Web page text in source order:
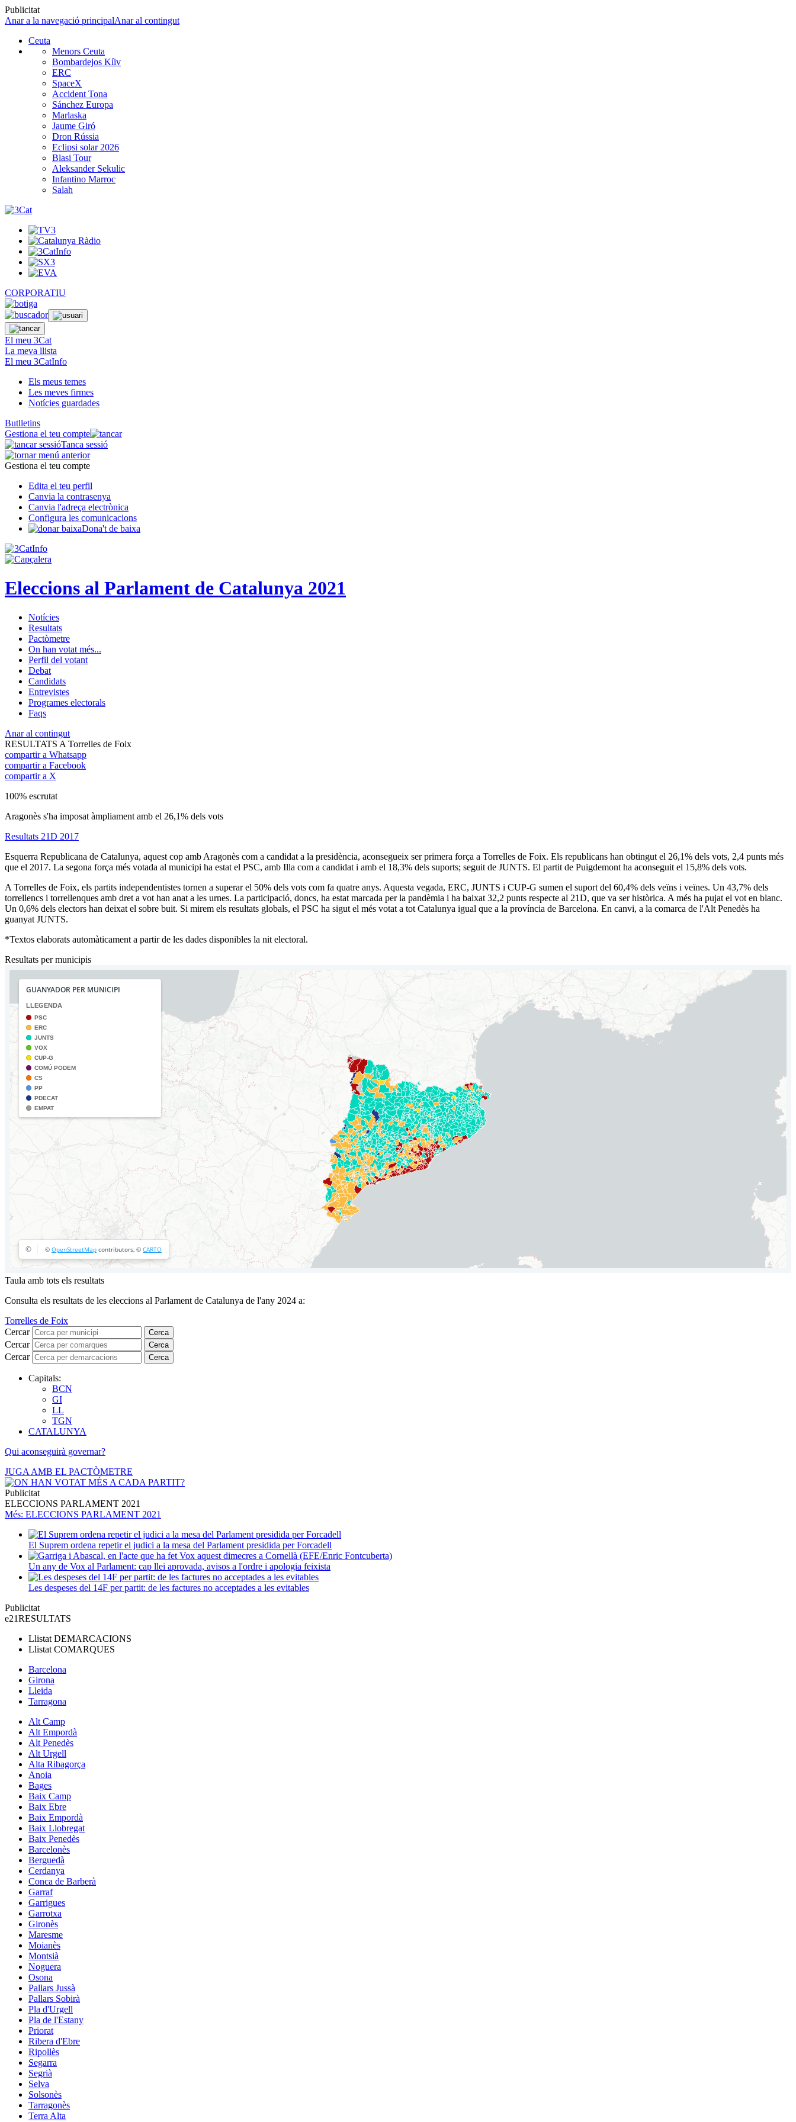
Publicitat
Anar a la navegació principalAnar al contingut
Ceuta
Menors Ceuta
Bombardejos Kíiv
ERC
SpaceX
Accident Tona
Sánchez Europa
Marlaska
Jaume Giró
Dron Rússia
Eclipsi solar 2026
Blasi Tour
Aleksander Sekulic
Infantino Marroc
Salah
CORPORATIU
El meu 3Cat
La meva llista
El meu 3CatInfo
Els meus temes
Les meves firmes
Notícies guardades
Butlletins
Gestiona el teu compte
Tanca sessió
Gestiona el teu compte
Edita el teu perfil
Canvia la contrasenya
Canvia l'adreça electrònica
Configura les comunicacions
Dona't de baixa
Eleccions al Parlament de Catalunya 2021
Notícies
Resultats
Pactòmetre
On han votat més...
Perfil del votant
Debat
Candidats
Entrevistes
Programes electorals
Faqs
Anar al contingut
RESULTATS A Torrelles de Foix
compartir a Whatsapp
compartir a Facebook
compartir a X
100% escrutat
Aragonès s'ha imposat àmpliament amb el 26,1% dels vots
Resultats 21D 2017
Esquerra Republicana de Catalunya, aquest cop amb Aragonès com a candidat a la presidència, aconsegueix ser primera força a Torrelles de Foix. Els republicans han obtingut el 26,1% dels vots, 2,4 punts més
que el 2017. La segona força més votada al municipi ha estat el PSC, amb Illa com a candidat i amb el 18,3% dels suports; seguit de JUNTS. El partit de Puigdemont ha aconseguit el 15,8% dels vots.
A Torrelles de Foix, els partits independentistes tornen a superar el 50% dels vots com fa quatre anys. Aquesta vegada, ERC, JUNTS i CUP-G sumen el suport del 60,4% dels veïns i veïnes. Un 43,7% dels
torrellencs i torrellenques amb dret a vot han anat a les urnes. La participació, doncs, ha estat marcada per la pandèmia i ha baixat 32,2 punts respecte al 21D, que va ser històrica. A més ha pujat el vot en blanc.
Un 0,6% dels electors han deixat el sobre buit. Si mirem els resultats globals, el PSC ha sigut el més votat a tot Catalunya igual que a la província de Barcelona. En canvi, a la comarca de l'Alt Penedès ha
guanyat JUNTS.
*Textos elaborats automàticament a partir de les dades disponibles la nit electoral.
Resultats per municipis
Taula amb tots els resultats
Consulta els resultats de les eleccions al Parlament de Catalunya de l'any 2024 a:
Torrelles de Foix
Cercar
Cerca
Cercar Cerca
Cercar Cerca
Capitals:
BCN
GI
LL
TGN
CATALUNYA
Qui aconseguirà governar?
JUGA AMB EL PACTÒMETRE
Publicitat
ELECCIONS PARLAMENT 2021
Més: ELECCIONS PARLAMENT 2021
El Suprem ordena repetir el judici a la mesa del Parlament presidida per Forcadell
Un any de Vox al Parlament: cap llei aprovada, avisos a l'ordre i apologia feixista
Les despeses del 14F per partit: de les factures no acceptades a les evitables
Publicitat
e21RESULTATS
Llistat DEMARCACIONS
Llistat COMARQUES
Barcelona
Girona
Lleida
Tarragona
Alt Camp
Alt Empordà
Alt Penedès
Alt Urgell
Alta Ribagorça
Anoia
Bages
Baix Camp
Baix Ebre
Baix Empordà
Baix Llobregat
Baix Penedès
Barcelonès
Berguedà
Cerdanya
Conca de Barberà
Garraf
Garrigues
Garrotxa
Gironès
Maresme
Moianès
Montsià
Noguera
Osona
Pallars Jussà
Pallars Sobirà
Pla d'Urgell
Pla de l'Estany
Priorat
Ribera d'Ebre
Ripollès
Segarra
Segrià
Selva
Solsonès
Tarragonès
Terra Alta